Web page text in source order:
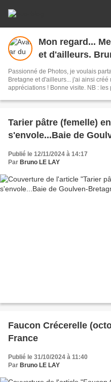
Mon regard... Mes images... de Bretagne
Passionné de Photos, je voulais
Bretagne et d'ailleurs... j'ai ainsi créé mon blog ! Vous
appréciations ! Bonne visite. NB : les photos de ce blog ne sont pas libres de
Tarier pâtre (femelle)
s'envole...Baie de
Publié le 12/11/2024 à 14:17
Par Bruno LE LAY
Faucon Crécerelle (octobre 2024) Vendée-
France
Publié le 31/10/2024 à 11:40
Par Bruno LE LAY